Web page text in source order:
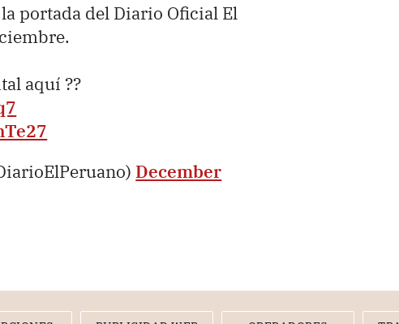
la portada del Diario Oficial El
aquí ??
December